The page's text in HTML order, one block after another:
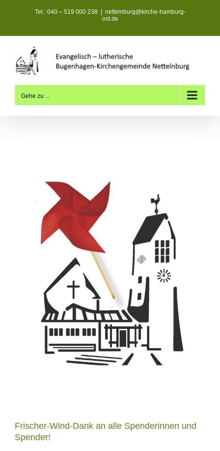
Tel.: 040 – 519 000 238
nettelnburg@kirche-hamburg-
ost.de
Gehe zu ...
Frischer-Wind-Dank an alle Spenderinnen und
Spender!